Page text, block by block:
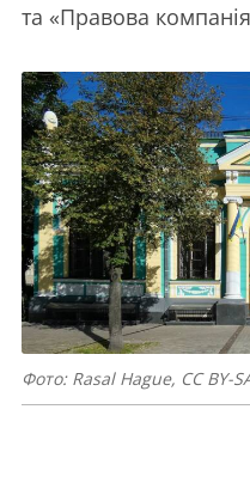
та «Правова
Фото: Rasal Hague, CC BY-